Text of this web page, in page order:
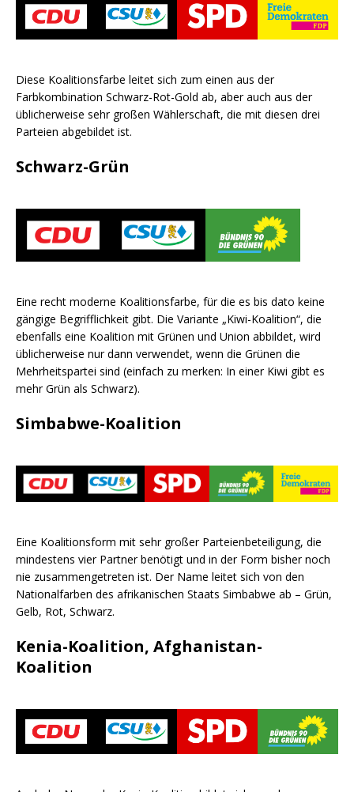
Diese Koalitionsfarbe leitet sich zum einen aus der
Farbkombination Schwarz-Rot-Gold ab, aber auch aus der
üblicherweise sehr großen Wählerschaft, die mit diesen drei
Parteien abgebildet ist.
Schwarz-Grün
Eine recht moderne Koalitionsfarbe, für die es bis dato keine
gängige Begrifflichkeit gibt. Die Variante „Kiwi-Koalition“, die
ebenfalls eine Koalition mit Grünen und Union abbildet, wird
üblicherweise nur dann verwendet, wenn die Grünen die
Mehrheitspartei sind (einfach zu merken: In einer Kiwi gibt es
mehr Grün als Schwarz).
Simbabwe-Koalition
Eine Koalitionsform mit sehr großer Parteienbeteiligung, die
mindestens vier Partner benötigt und in der Form bisher noch
nie zusammengetreten ist. Der Name leitet sich von den
Nationalfarben des afrikanischen Staats Simbabwe ab – Grün,
Gelb, Rot, Schwarz.
Kenia-Koalition, Afghanistan-
Koalition